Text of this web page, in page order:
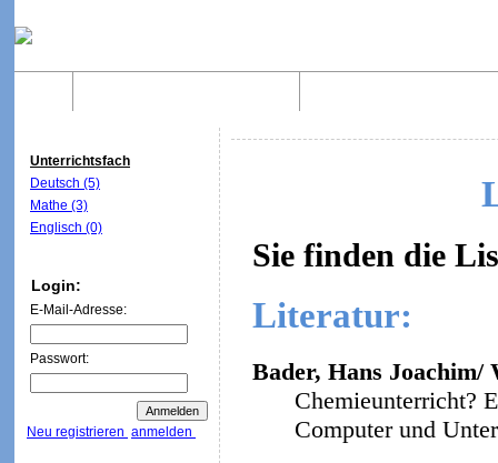
Unterrichtsfach
Deutsch (5)
Mathe (3)
Englisch (0)
Login:
E-Mail-Adresse:
Passwort:
Neu registrieren anmelden
Sie finden die
Literatur:
Bader, Hans Joachim/
Chemieunterricht?
Computer und